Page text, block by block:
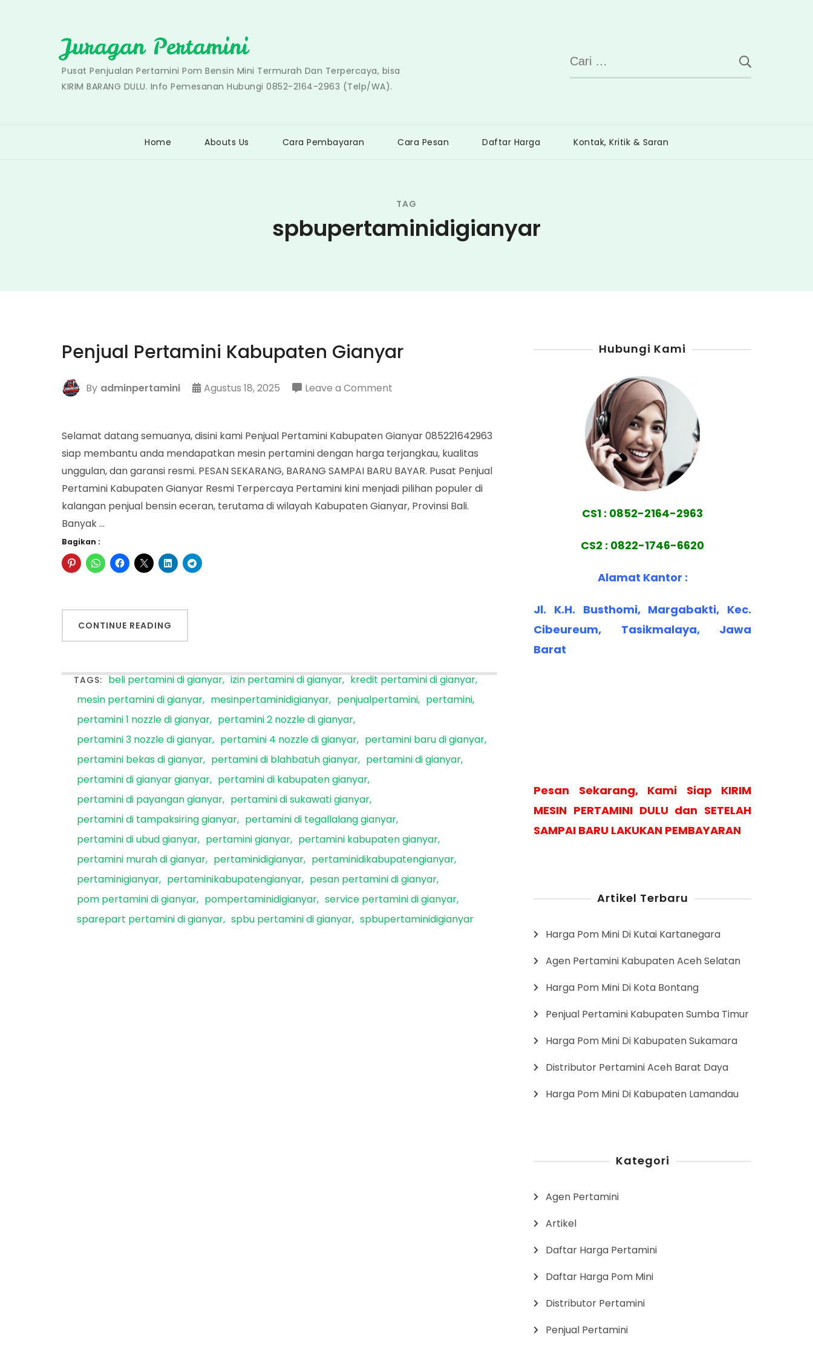
Juragan Pertamini
Pusat Penjualan Pertamini Pom Bensin Mini Termurah Dan Terpercaya, bisa
KIRIM BARANG DULU. Info Pemesanan Hubungi 0852-2164-2963 (Telp/WA).
Cari
untuk:
Home Abouts Us Cara Pembayaran Cara Pesan Daftar Harga Kontak, Kritik & Saran
TAG
spbupertaminidigianyar
Penjual Pertamini Kabupaten Gianyar
By adminpertamini Agustus 18, 2025 Leave a Commenton
Kabupaten
Gianyar
Selamat datang semuanya, disini kami Penjual Pertamini Kabupaten Gianyar 085221642963
siap membantu anda mendapatkan mesin pertamini dengan harga terjangkau, kualitas
unggulan, dan garansi resmi. PESAN SEKARANG, BARANG SAMPAI BARU BAYAR. Pusat Penjual
Pertamini Kabupaten Gianyar Resmi Terpercaya Pertamini kini menjadi pilihan populer di
kalangan penjual bensin eceran, terutama di wilayah Kabupaten Gianyar, Provinsi Bali.
Banyak …
Bagikan :
CONTINUE READING
TAGS: beli pertamini di gianyar izin pertamini di gianyar kredit pertamini di gianyar
mesin pertamini di gianyar
mesinpertaminidigianyar penjualpertamini
pertamini
pertamini 1 nozzle di gianyar
pertamini 2 nozzle di gianyar
pertamini 3 nozzle di gianyar
pertamini 4 nozzle di gianyar
pertamini baru di gianyar
pertamini bekas di gianyar
pertamini di blahbatuh gianyar
pertamini di gianyar
pertamini di gianyar gianyar
pertamini di kabupaten gianyar
pertamini di payangan gianyar
pertamini di sukawati gianyar
pertamini di tampaksiring gianyar
pertamini di tegallalang gianyar
pertamini di ubud gianyar
pertamini gianyar
pertamini kabupaten gianyar
pertamini murah di gianyar
pertaminidigianyar
pertaminidikabupatengianyar
pertaminigianyar
pertaminikabupatengianyar
pesan pertamini di gianyar
pom pertamini di gianyar
pompertaminidigianyar service pertamini di gianyar
sparepart pertamini di gianyar spbu pertamini di gianyar spbupertaminidigianyar
Hubungi Kami
CS1 : 0852-2164-2963
CS2 : 0822-1746-6620
Alamat Kantor :
Jl. K.H. Busthomi, Margabakti, Kec.
Cibeureum, Tasikmalaya, Jawa
Barat
Pesan Sekarang, Kami Siap KIRIM
MESIN PERTAMINI DULU dan SETELAH
SAMPAI BARU LAKUKAN PEMBAYARAN
Artikel Terbaru
Harga Pom Mini Di Kutai Kartanegara
Agen Pertamini Kabupaten Aceh Selatan
Harga Pom Mini Di Kota Bontang
Penjual Pertamini Kabupaten Sumba Timur
Harga Pom Mini Di Kabupaten Sukamara
Distributor Pertamini Aceh Barat Daya
Harga Pom Mini Di Kabupaten Lamandau
Kategori
Agen Pertamini
Artikel
Daftar Harga Pertamini
Daftar Harga Pom Mini
Distributor Pertamini
Penjual Pertamini